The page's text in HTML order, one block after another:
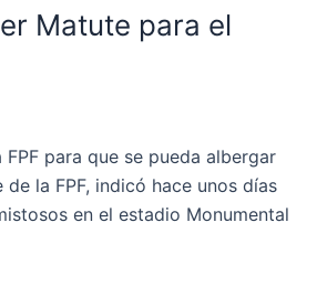
Matute para el
para que se pueda albergar
de la FPF, indicó hace unos días
en el estadio Monumental